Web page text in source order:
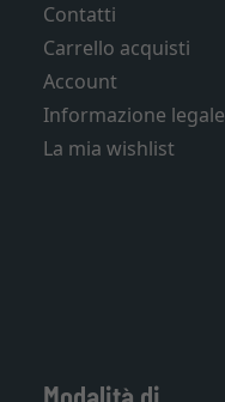
Contatti
Carrello acquisti
Account
Informazione legale
La mia wishlist